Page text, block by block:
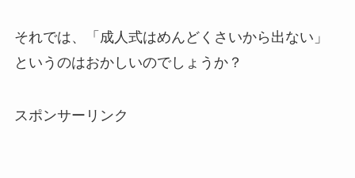
それでは、「成人式はめんどくさいから出ない」
というのはおかしいのでしょうか？
スポンサーリンク